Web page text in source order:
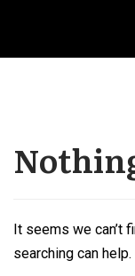
It seems we can’t
searching can help.